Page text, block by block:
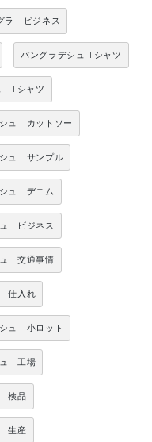
ラ ビジネス
バングラデシュ Tシャツ
Tシャツ
ュ カットソー
ュ サンプル
ュ デニム
ビジネス
交通事情
仕入れ
ュ 小ロット
ュ 工場
検品
生産